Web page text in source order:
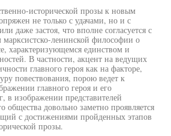
исторической прозы к новым
не только с удачами, но и с
даже застоя, что вполне согласуется с
ленинской философии о
характеризующемся единством и
В частности, акцент на ведущих
главного героя как на факторе,
повествования, порою ведет к
главного героя и его
в изображении представителей
общества довольно заметно проявляется
с достижениями пройденных этапов
прозы.